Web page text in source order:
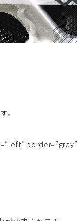
。
border=”gray”